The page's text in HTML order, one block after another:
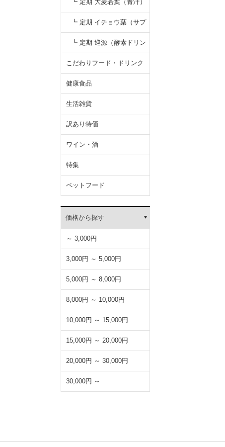
┗ 定期 大麦若葉（青汁）
┗ 定期 イチョウ葉（サプ
リ）
┗ 定期 巡源（酵素ドリン
ク）
こだわりフード・ドリンク
健康食品
生活雑貨
訳あり特価
ワイン・酒
特集
ペットフード
価格から探す
～ 3,000円
3,000円 ～ 5,000円
5,000円 ～ 8,000円
8,000円 ～ 10,000円
10,000円 ～ 15,000円
15,000円 ～ 20,000円
20,000円 ～ 30,000円
30,000円 ～